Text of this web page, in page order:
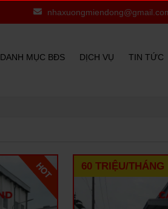
DANH MỤC BĐS DỊCH VỤ TIN TỨC
60 TRIỆU/THÁNG